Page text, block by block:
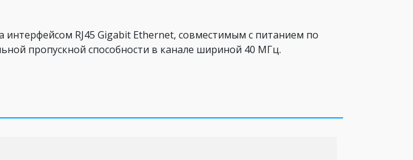
интерфейсом RJ45 Gigabit Ethernet, совместимым с питанием по
пропускной способности в канале шириной 40 МГц.